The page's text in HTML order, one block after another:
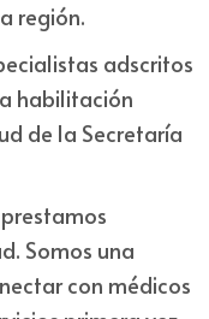
región.
adscritos
habilitación
de la Secretaría
Somos una
con médicos